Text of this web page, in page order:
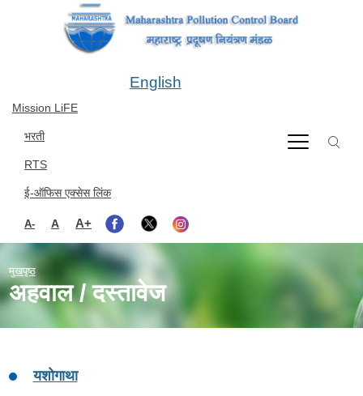
Mission LiFE
भरती
RTS
ई-ऑफिस एक्सेस लिंक
A- A A+
English
मुखपृष्ठ
अहवाल / दस्तावेज
यशोगाथा